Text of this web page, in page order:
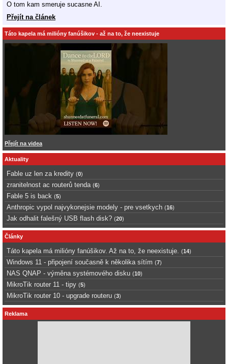
O tom kam smeruje sucasne AI.
Přejít na článek
Táto kapela má milióny fanúšikov - až na to, že neexistuje
Přejít na videa
Aktuality
Fable uz len za kredity (0)
zranitelnost ac routerů tenda (6)
Fable 5 is back (5)
Anthropic vypol najvykonejsie modely - pre vsetkych (16)
Jak odhalit falešný USB flash disk? (20)
Články
Táto kapela má milióny fanúšikov. Až na to, že neexistuje. (14)
Windows 11 - připojení současně k několika sítím (7)
NAS QNAP - výměna systémového disku (10)
MikroTik router 11 - tipy (5)
MikroTik router 10 - upgrade routeru (3)
Reklama